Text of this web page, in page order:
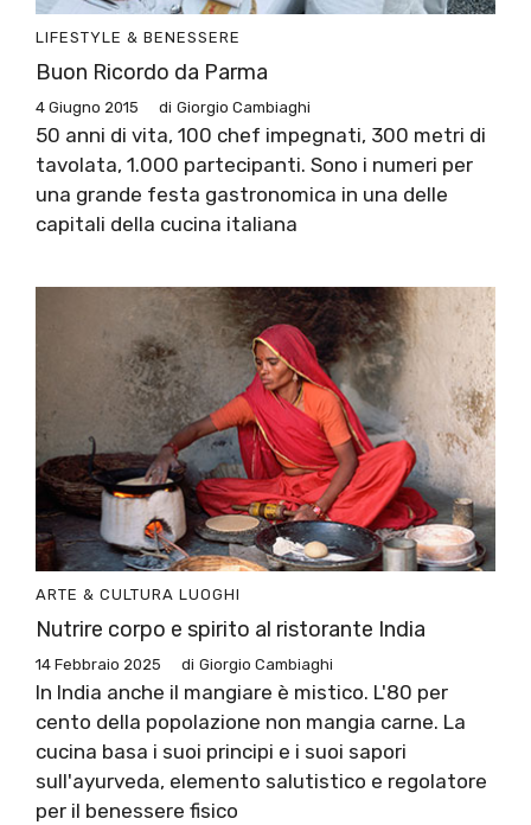
LIFESTYLE & BENESSERE
Buon Ricordo da Parma
4 Giugno 2015 di Giorgio Cambiaghi
50 anni di vita, 100 chef impegnati, 300 metri di
tavolata, 1.000 partecipanti. Sono i numeri per
una grande festa gastronomica in una delle
capitali della cucina italiana
ARTE & CULTURA LUOGHI
Nutrire corpo e spirito al ristorante India
14 Febbraio 2025 di Giorgio Cambiaghi
In India anche il mangiare è mistico. L'80 per
cento della popolazione non mangia carne. La
cucina basa i suoi principi e i suoi sapori
sull'ayurveda, elemento salutistico e regolatore
per il benessere fisico